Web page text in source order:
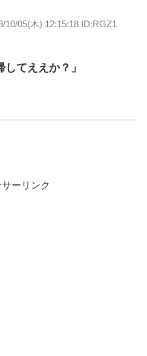
10/05(木) 12:15:18 ID:RGZ1
てええか？」
ーリンク